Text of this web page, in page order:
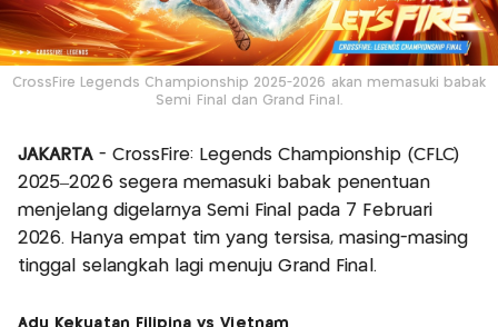
CrossFire Legends Championship 2025-2026 akan memasuki babak
Semi Final dan Grand Final.
JAKARTA- CrossFire: Legends Championship (CFLC)
2025–2026 segera memasuki babak penentuan
menjelang digelarnya Semi Final pada 7 Februari
2026. Hanya empat tim yang tersisa, masing-masing
tinggal selangkah lagi menuju Grand Final.
Adu Kekuatan Filipina vs Vietnam